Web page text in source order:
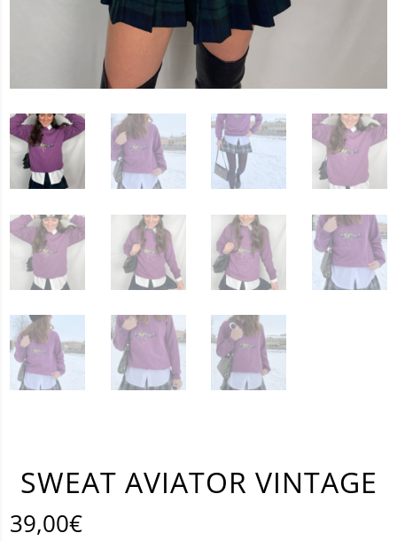
SWEAT AVIATOR VINTAGE
39,00€